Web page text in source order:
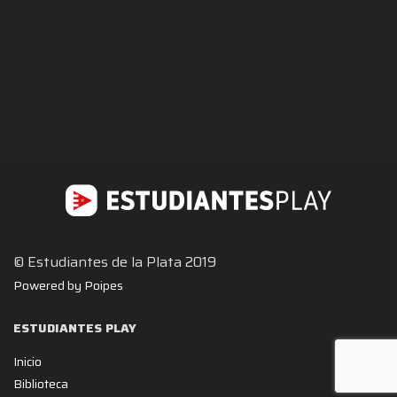
© Estudiantes de la Plata 2019
Powered by Poipes
ESTUDIANTES PLAY
Inicio
Biblioteca